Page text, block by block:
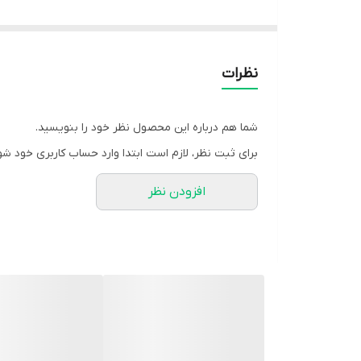
سایز یک تا ۴۲
سایز دو ۴۴/۴۶
🧵جنس : مخمل پاییزی
🖌 رنگ بندی : مشکی - زرشکی - سورمه ای - شکلاتی -
نظرات
شما هم درباره این محصول نظر خود را بنویسید.
برای ثبت نظر، لازم است ابتدا وارد حساب کاربری خود
افزودن نظر